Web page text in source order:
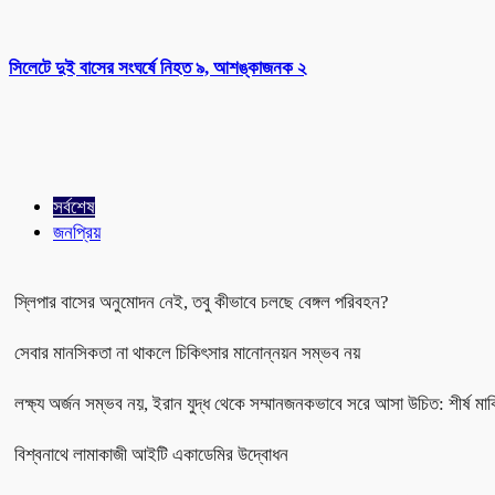
সিলেটে দুই বাসের সংঘর্ষে নিহত ৯, আশঙ্কাজনক ২
সর্বশেষ
জনপ্রিয়
স্লিপার বাসের অনুমোদন নেই, তবু কীভাবে চলছে বেঙ্গল পরিবহন?
সেবার মানসিকতা না থাকলে চিকিৎসার মানোন্নয়ন সম্ভব নয়
লক্ষ্য অর্জন সম্ভব নয়, ইরান যুদ্ধ থেকে সম্মানজনকভাবে সরে আসা উচিত: শীর্ষ
বিশ্বনাথে লামাকাজী আইটি একাডেমির উদ্বোধন